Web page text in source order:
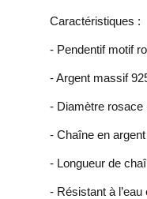
Caractéristiques :
- Pendentif motif
- Argent massif
- Diamètre rosace
- Chaîne en
- Longueur de
- Résistant à l’eau